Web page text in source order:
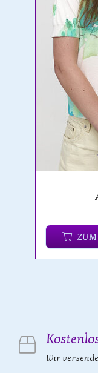
ZUM
Wir